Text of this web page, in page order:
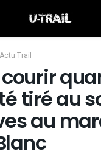
Actu Trail
tiré au
au